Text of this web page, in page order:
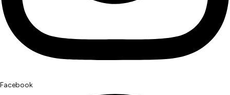
Facebook